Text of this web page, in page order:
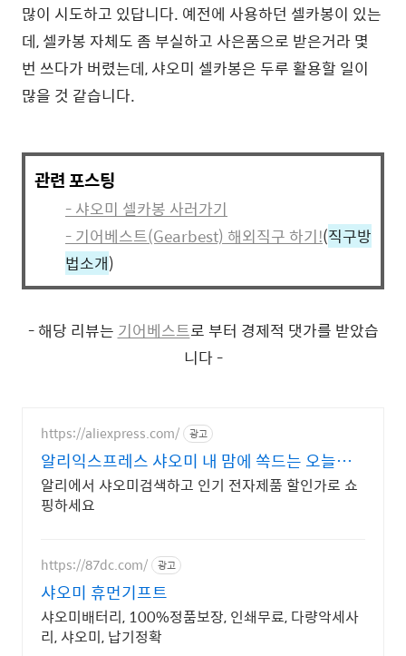
많이 시도하고 있답니다. 예전에 사용하던 셀카봉이 있는
데, 셀카봉 자체도 좀 부실하고 사은품으로 받은거라 몇
번 쓰다가 버렸는데, 샤오미 셀카봉은 두루 활용할 일이
많을 것 같습니다.
관련 포스팅
- 샤오미 셀카봉 사러가기
- 기어베스트(Gearbest) 해외직구 하기!(직구방
법소개)
- 해당 리뷰는 기어베스트로 부터 경제적 댓가를 받았습
니다 -
https://aliexpress.com/ 광고
알리익스프레스 샤오미 내 맘에 쏙드는 오늘의
특가
알리에서 샤오미검색하고 인기 전자제품 할인가로 쇼
핑하세요
https://87dc.com/ 광고
샤오미 휴먼기프트
샤오미배터리, 100%정품보장, 인쇄무료, 다량악세사
리, 샤오미, 납기정확